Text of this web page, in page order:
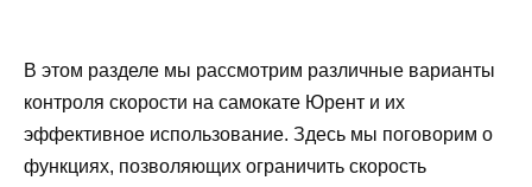
В этом разделе мы рассмотрим различные варианты
контроля скорости на самокате Юрент и их
эффективное использование. Здесь мы поговорим о
функциях, позволяющих ограничить скорость